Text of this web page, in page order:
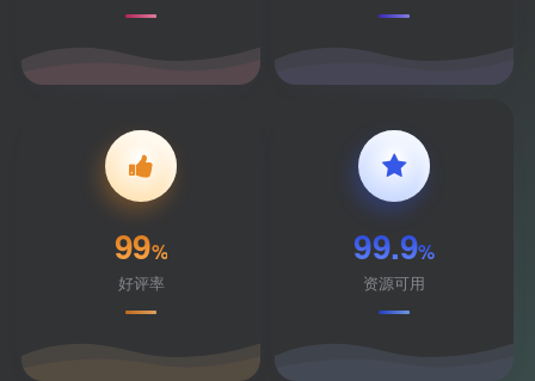
99%
好评率
99.9%
资源可用